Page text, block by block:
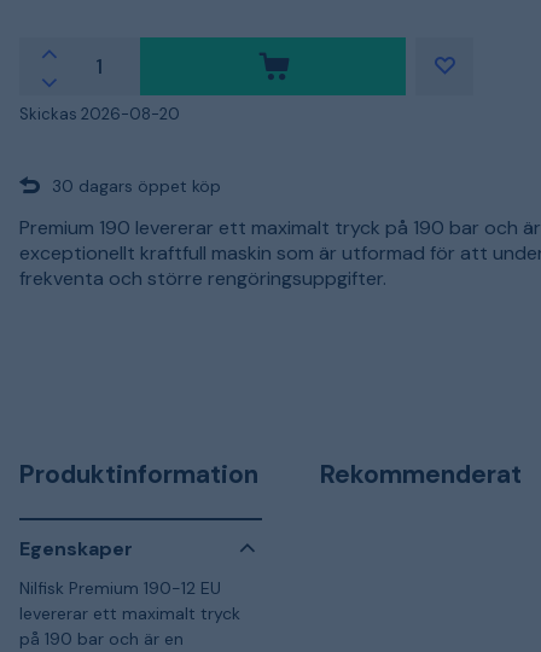
Skickas 2026-08-20
30 dagars öppet köp
Premium 190 levererar ett maximalt tryck på 190 bar och
exceptionellt kraftfull maskin som är utformad för att
frekventa och större rengöringsuppgifter.
Produktinformation
Egenskaper
Nilfisk Premium 190-12 EU
levererar ett maximalt tryck
på 190 bar och är en
Rekommenderat